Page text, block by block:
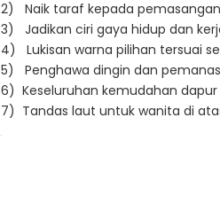
2) Naik taraf kepada
3) Jadikan ciri gaya hidup dan
4) Lukisan warna pilihan tersuai
5) Penghawa dingin dan
6) Keseluruhan kemudahan
7) Tandas laut untuk wanita di